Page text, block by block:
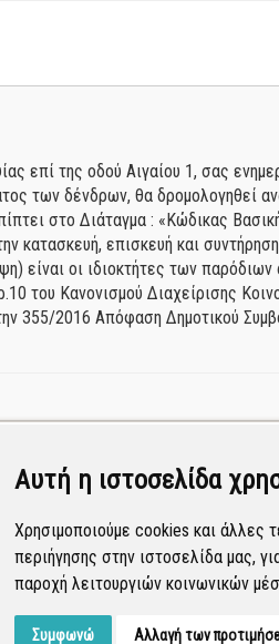
Αυτή η ιστοσελίδα
Χρησιμοποιούμε cookies και άλλες
περιήγησης στην ιστοσελίδα μας,
παροχή λειτουργιών κοινωνικών
Συμφωνώ Αλλαγή των
επί της οδού Αιγαίου 1, σας
των δένδρων, θα δρομολογηθεί
στο Διάταγμα : «Κώδικας
επισκευή και
οι ιδιοκτήτες των παρόδιων
του Κανονισμού Διαχείρισης
355/2016 Απόφαση Δημοτικού